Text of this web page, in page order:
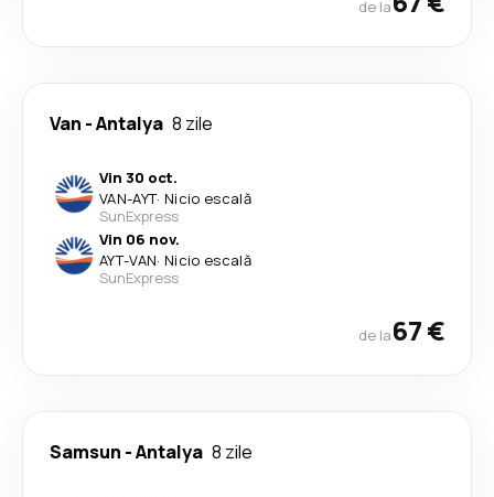
de la
Van -Antalya 8 zile
Vin 30 oct.
VAN-AYT· Nicio escală
SunExpress
Vin 06 nov.
AYT-VAN· Nicio escală
SunExpress
de la67 €
Samsun -Antalya 8 zile